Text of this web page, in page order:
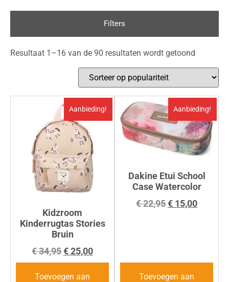
Filters
Resultaat 1–16 van de 90 resultaten wordt getoond
Aanbieding!
Kidzroom
Kinderrugtas Stories
Bruin
€34,95€25,00
Toevoegen aan
Aanbieding!
Dakine Etui School
Case Watercolor
€22,95€ 15,00
Toevoegen aan